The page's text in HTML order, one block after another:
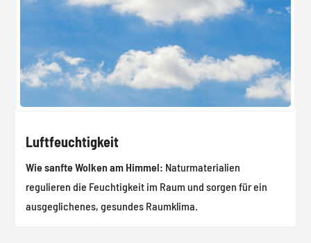
Luftfeuchtigkeit
Wie sanfte Wolken am Himmel: Naturmaterialien
regulieren die Feuchtigkeit im Raum und sorgen für ein
ausgeglichenes, gesundes Raumklima.